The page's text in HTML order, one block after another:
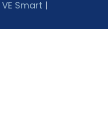
VE Smart |